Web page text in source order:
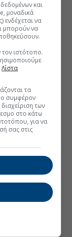
και
μοναδικά
ενδέχεται να
μπορούν να
ιστότοπο.
Λίστα
τα
συμφέρον
των
στο κάτω
για να
σας στις